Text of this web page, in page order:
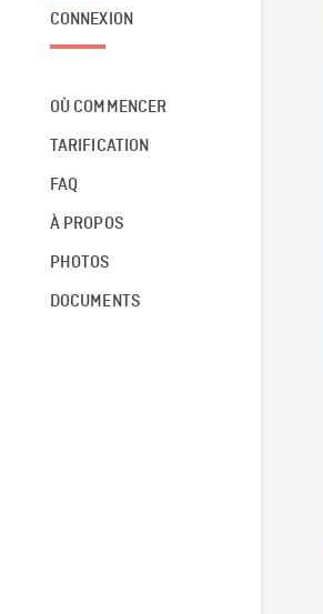
CONNEXION
OÙ COMMENCER
TARIFICATION
FAQ
À PROPOS
PHOTOS
DOCUMENTS